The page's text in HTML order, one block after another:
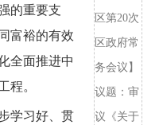
的重要支
富裕的有效
全面推进中
程。
学习好、贯
区第20次
区政府常
务会议】
议题：审
议《关于